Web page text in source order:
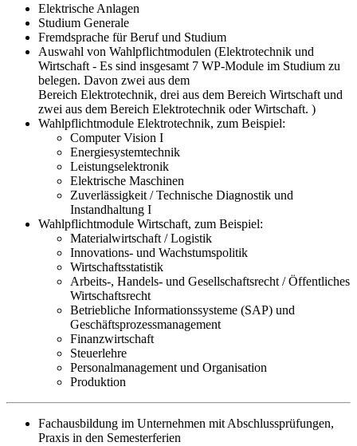
Elektrische Anlagen
Studium Generale
Fremdsprache für Beruf und Studium
Auswahl von Wahlpflichtmodulen (Elektrotechnik und
Wirtschaft - Es sind insgesamt 7 WP-Module im Studium zu
belegen. Davon zwei aus dem
Bereich Elektrotechnik, drei aus dem Bereich Wirtschaft und
zwei aus dem Bereich Elektrotechnik oder Wirtschaft. )
Wahlpflichtmodule Elektrotechnik, zum Beispiel:
Computer Vision I
Energiesystemtechnik
Leistungselektronik
Elektrische Maschinen
Zuverlässigkeit / Technische Diagnostik und
Instandhaltung I
Wahlpflichtmodule Wirtschaft, zum Beispiel:
Materialwirtschaft / Logistik
Innovations- und Wachstumspolitik
Wirtschaftsstatistik
Arbeits-, Handels- und Gesellschaftsrecht / Öffentliches
Wirtschaftsrecht
Betriebliche Informationssysteme (SAP) und
Geschäftsprozessmanagement
Finanzwirtschaft
Steuerlehre
Personalmanagement und Organisation
Produktion
Fachausbildung im Unternehmen mit Abschlussprüfungen,
Praxis in den Semesterferien